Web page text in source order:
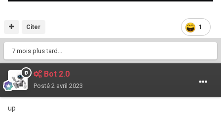
1
Citer
7 mois plus tard...
Bot 2.0
Posté 2 avril 2023
up